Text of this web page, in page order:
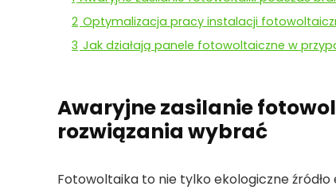
2 Optymalizacja pracy instalacji
3 Jak działają panele fotowoltaiczne w
Awaryjne zasilanie
rozwiązania wybrać
Fotowoltaika to nie tylko ekologiczne